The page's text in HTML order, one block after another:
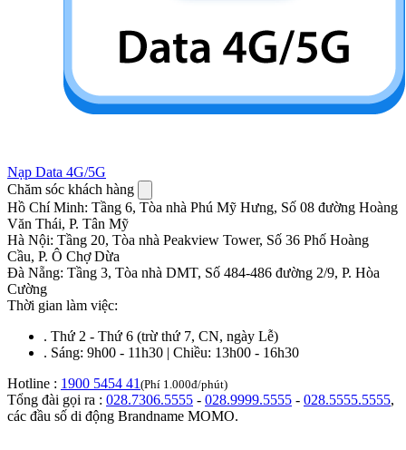
Nạp Data 4G/5G
Chăm sóc khách hàng
Hồ Chí Minh: Tầng 6, Tòa nhà Phú Mỹ Hưng, Số 08 đường Hoàng
Văn Thái, P. Tân Mỹ
Hà Nội: Tầng 20, Tòa nhà Peakview Tower, Số 36 Phố Hoàng
Cầu, P. Ô Chợ Dừa
Đà Nẵng: Tầng 3, Tòa nhà DMT, Số 484-486 đường 2/9, P. Hòa
Cường
Thời gian làm việc:
. Thứ 2 - Thứ 6 (trừ thứ 7, CN, ngày Lễ)
. Sáng: 9h00 - 11h30 | Chiều: 13h00 - 16h30
Hotline : 1900 5454 41 (Phí 1.000đ/phút)
Tổng đài gọi ra : 028.7306.5555 - 028.9999.5555 - 028.5555.5555,
các đầu số di động Brandname MOMO.